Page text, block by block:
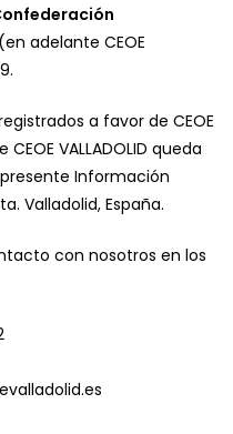
(en adelante CEOE
a favor de CEOE
VALLADOLID queda
Información
Valladolid, España.
con nosotros en los